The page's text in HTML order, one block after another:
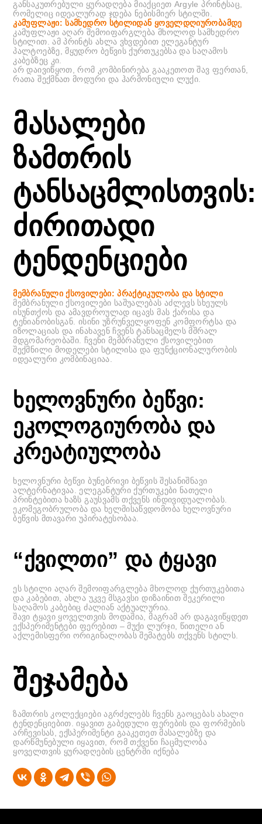
განსაკუთრებული ყურადღება მიაქციეთ Argyle პრინტსაც,
რომელიც იდეალურად ჯდება ნებისმიერ სტილში.
კამუფლაჟი: სამხედრო სტილიდან ყოველდღიურობამდე
კამუფლაჟი აღარ შემოიფარგლება მხოლოდ სამხედრო
სტილით. ამ პრინტს ახლა ვხვდებით ელეგანტურ
პალტოებზე, მყუდრო ბეწვის ქურთუკებსა და საღამოს
კაბებზეც კი.
არ დაივიწყოთ, რომ კომბინირება გააკეთოთ შავ ფერთან,
რათა შექმნათ მოდური და ჰარმონიული ლუქი.
მასალები
ზამთრის
ტანსაცმლისთვის:
ძირითადი
ტენდენციები
მემბრანული ქსოვილები: პრაქტიკულობა და სტილი
მემბრანული ქსოვილები საშუალებას აძლევს სხეულს
ისუნთქოს და ამავდროულად იცავს მას ქარისა და
ტენიანობისგან. ისინი უზრუნველყოფენ კომფორტსა და
იზოლაციას და ინახავენ ჩვენს ტანსაცმელს მშრალ
მდგომარეობაში. ჩვენი მემბრანული ქსოვილებით
შექმნილი მოდელები სტილისა და ფუნქციონალურობის
იდეალური კომბინაციაა.
ხელოვნური ბეწვი:
ეკოლოგიურობა და
კრეატიულობა
ხელოვნური ბეწვი ბუნებრივი ბეწვის შესანიშნავი
ალტერნატივაა. ელეგანტური ქურთუკები ნათელი
პრინტებითა ხაზს გაუსვამს თქვენს ინდივიდუალობას.
ეკომეგობრულობა და ხელმისაწვდომობა ხელოვნური
ბეწვის მთავარი უპირატესობაა.
“ქვილთი” და ტყავი
ეს სტილი აღარ შემოიფარგლება მხოლოდ ქურთუკებითა
და კაბებით, ახლა უკვე მსგავსი დიზაინით შეკერილი
საღამოს კაბებიც ძალიან აქტუალურია.
შავი ტყავი ყოველთვის მოდაშია, მაგრამ არ დაგავიწყდეთ
ექსპერიმენტები ფერებით – მუქი ლურჯი, წითელი ან
აქლემისფერი ორიგინალობას შემატებს თქვენს სტილს.
შეჯამება
ზამთრის კოლექციები აგრძელებს ჩვენს გაოცებას ახალი
ტენდენციებით. იყავით გაბედული ფერების და ფორმების
არჩევისას, ექსპერიმენტი გააკეთეთ მასალებზე და
დარწმუნებული იყავით, რომ თქვენი ჩაცმულობა
ყოველთვის ყურადღების ცენტრში იქნება